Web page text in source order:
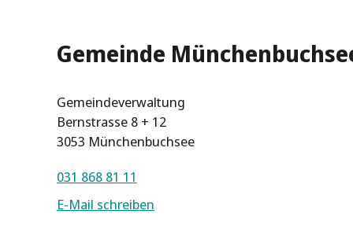
Gemeinde
Gemeindeverwaltung
Bernstrasse 8 + 12
3053 Münchenbuchsee
031 868 81 11
E-Mail schreiben